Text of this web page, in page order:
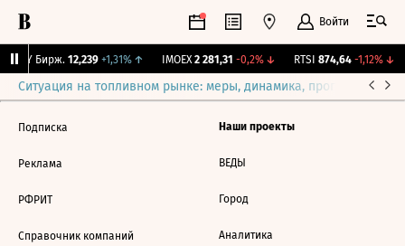
Войти
CNY Бирж. 12,239 +1,31%↑ IMOEX 2 281,31 -0,2%↓ RTSI 874,64 -1,12%↓
Ситуация на топливном рынке: меры, динамика, прогнозы
Подписка
Реклама
РФРИТ
Справочник компаний
Наши проекты
ВЕДЫ
Город
Аналитика